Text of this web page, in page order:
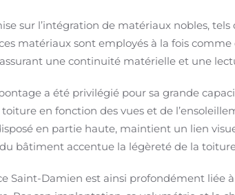
sur l’intégration de matériaux nobles,
matériaux sont employés à la fois
une continuité matérielle et une
a été privilégié pour sa grande
en fonction des vues et de
en partie haute, maintient un lien
bâtiment accentue la légèreté de la
Saint-Damien est ainsi profondément liée